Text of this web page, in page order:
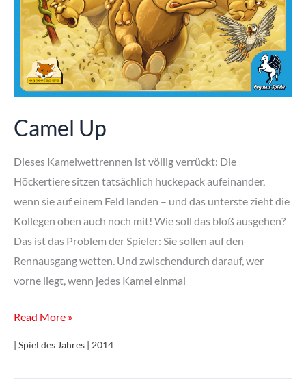
Camel Up
Dieses Kamelwettrennen ist völlig verrückt: Die
Höckertiere sitzen tatsächlich huckepack aufeinander,
wenn sie auf einem Feld landen – und das unterste zieht die
Kollegen oben auch noch mit! Wie soll das bloß ausgehen?
Das ist das Problem der Spieler: Sie sollen auf den
Rennausgang wetten. Und zwischendurch darauf, wer
vorne liegt, wenn jedes Kamel einmal
Camel
Read More »
| Spiel des Jahres | 2014